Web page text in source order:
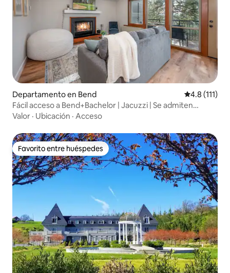
Departamento en Bend Calificación
4.8 (111)
Fácil acceso a Bend+Bachelor | Jacuzzi | Se admiten
mascotas
Valor · Ubicación · Acceso
Favorito entre huéspedes
Favorito entre huéspedes